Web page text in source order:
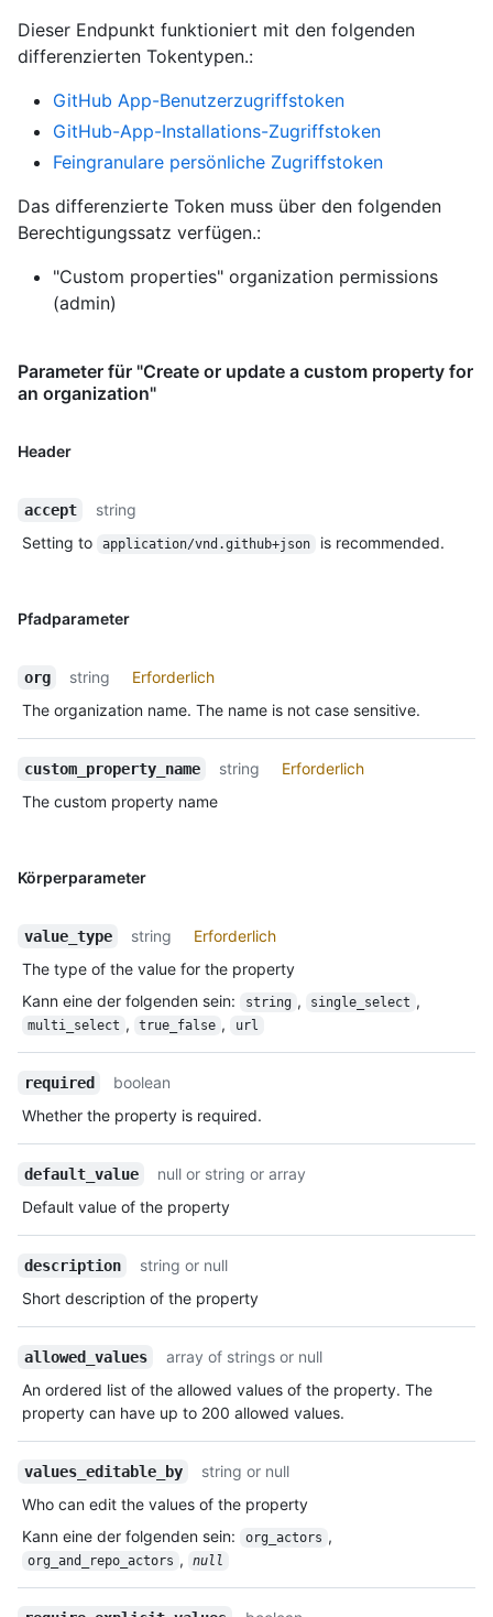
Dieser Endpunkt funktioniert mit den folgenden
differenzierten Tokentypen.:
GitHub App-Benutzerzugriffstoken
GitHub-App-Installations-Zugriffstoken
Feingranulare persönliche Zugriffstoken
Das differenzierte Token muss über den folgenden
Berechtigungssatz verfügen.:
"Custom properties" organization permissions
(admin)
Parameter für "Create or update a custom property for
an organization"
Header
accept
string
Setting to
application/vnd.github+json is recommended.
Pfadparameter
org string
Erforderlich
The organization name. The name is not case sensitive.
custom_property_name string
Erforderlich
The custom property name
Körperparameter
value_type string
Erforderlich
The type of the value for the property
Kann eine der folgenden sein: string , single_select ,
multi_select , true_false , url
required
boolean
Whether the property is required.
default_value
null or string or array
Default value of the property
description
string or null
Short description of the property
allowed_values
array of strings or null
An ordered list of the allowed values of the property. The
property can have up to 200 allowed values.
values_editable_by
string or null
Who can edit the values of the property
Kann eine der folgenden sein: org_actors ,
org_and_repo_actors , null